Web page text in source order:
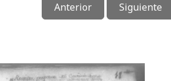
Anterior Siguiente